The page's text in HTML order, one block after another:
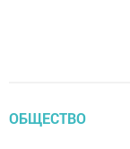
ОБЩЕСТВО